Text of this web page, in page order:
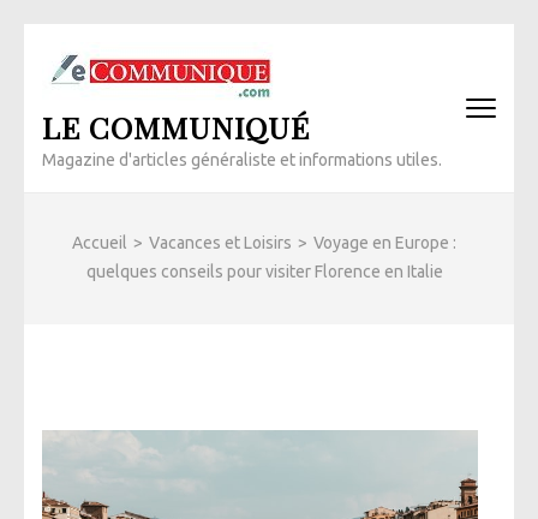
(Pressez
Entrée)
LE COMMUNIQUÉ
Magazine d'articles généraliste et informations utiles.
Accueil > Vacances et Loisirs > Voyage en Europe :
quelques conseils pour visiter Florence en Italie